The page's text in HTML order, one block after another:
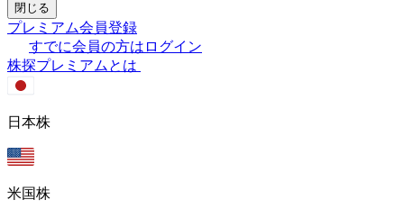
閉じる
プレミアム会員登録
すでに会員の方はログイン
株探プレミアムとは
日本株
米国株